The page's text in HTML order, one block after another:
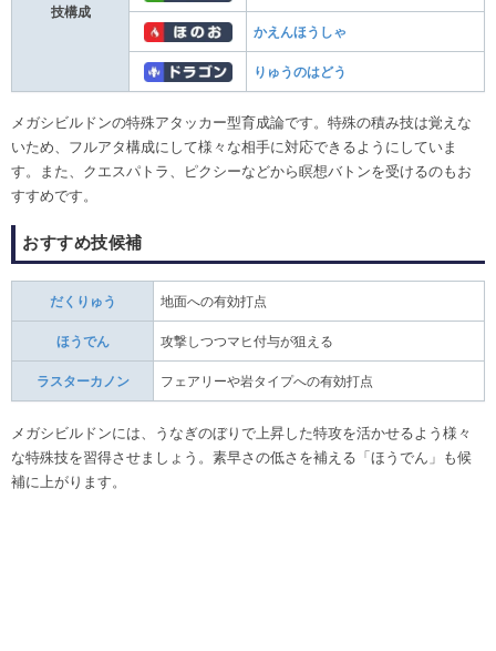
技構成
かえんほうしゃ
りゅうのはどう
メガシビルドンの特殊アタッカー型育成論です。特殊の積み技は覚えな
いため、フルアタ構成にして様々な相手に対応できるようにしていま
す。また、クエスパトラ、ピクシーなどから瞑想バトンを受けるのもお
すすめです。
おすすめ技候補
だくりゅう 地面への有効打点
ほうでん 攻撃しつつマヒ付与が狙える
ラスターカノン フェアリーや岩タイプへの有効打点
メガシビルドンには、うなぎのぼりで上昇した特攻を活かせるよう様々
な特殊技を習得させましょう。素早さの低さを補える「ほうでん」も候
補に上がります。